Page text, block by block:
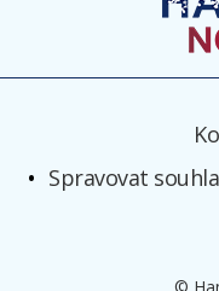
Spravovat